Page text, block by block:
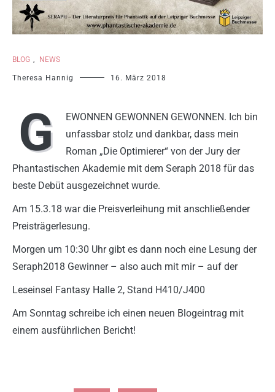
BLOG NEWS
Theresa Hannig 16. März 2018
G
EWONNEN GEWONNEN GEWONNEN. Ich bin
unfassbar stolz und dankbar, dass mein
Roman „Die Optimierer“ von der Jury der
Phantastischen Akademie mit dem Seraph 2018 für das
beste Debüt ausgezeichnet wurde.
Am 15.3.18 war die Preisverleihung mit anschließender
Preisträgerlesung.
Morgen um 10:30 Uhr gibt es dann noch eine Lesung der
Seraph2018 Gewinner – also auch mit mir – auf der
Leseinsel Fantasy Halle 2, Stand H410/J400
Am Sonntag schreibe ich einen neuen Blogeintrag mit
einem ausführlichen Bericht!